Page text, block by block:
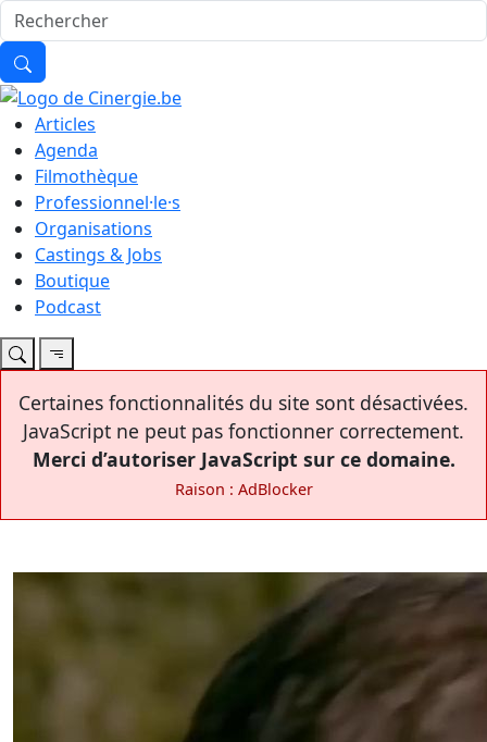
Articles
Agenda
Filmothèque
Professionnel·le·s
Organisations
Castings & Jobs
Boutique
Podcast
Certaines fonctionnalités du site sont désactivées.
JavaScript ne peut pas fonctionner correctement.
Merci d’autoriser JavaScript sur ce domaine.
Raison : AdBlocker